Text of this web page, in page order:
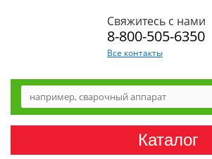
Свяжитесь с нами
8-800-505-6350
Все контакты
Каталог